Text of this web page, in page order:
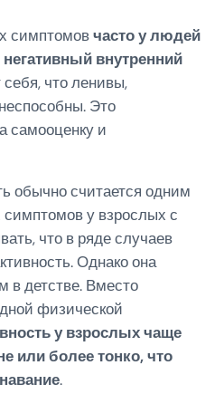
симптомовчасто у людей
внутренний
что ленивы,
Это
самооценку и
обычно считается одним
у взрослых с
что в ряде случаев
Однако она
в детстве. Вместо
физической
у взрослых чаще
или более тонко, что
.